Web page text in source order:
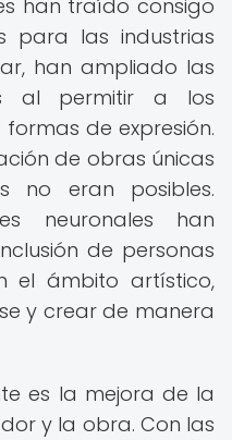
han traído consigo
para las industrias
han ampliado las
al permitir a los
de expresión.
de obras únicas
no eran posibles.
neuronales han
de personas
el ámbito artístico,
y crear de manera
es la mejora de la
y la obra. Con las